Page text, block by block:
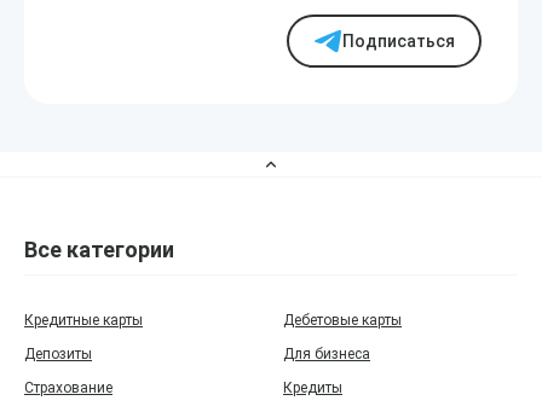
Подписаться
Все категории
Кредитные карты
Дебетовые карты
Депозиты
Для бизнеса
Страхование
Кредиты